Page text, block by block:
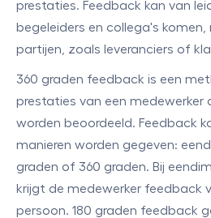
prestaties. Feedback kan van
begeleiders en collega's
partijen, zoals leveranciers of
360 graden feedback is een
prestaties van een medewerker
worden beoordeeld. Feedback
manieren worden gegeven:
graden of 360 graden. Bij
krijgt de medewerker feedback
persoon. 180 graden feedback